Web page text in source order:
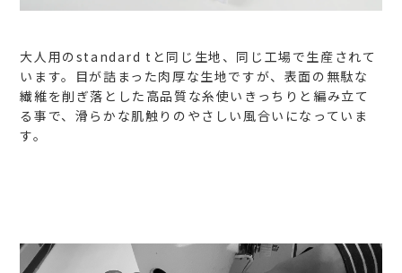
大人用のstandard tと同じ生地、同じ工場で生産されて
います。目が詰まった肉厚な生地ですが、表面の無駄な
繊維を削ぎ落とした高品質な糸使いきっちりと編み立て
る事で、滑らかな肌触りのやさしい風合いになっていま
す。